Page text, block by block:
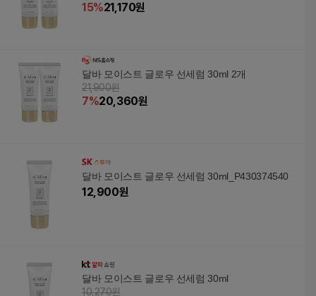
15%21,170원
달바 모이스트 글로우 선세럼 30ml 2개
21,900원
7%20,360원
달바 모이스트 글로우 선세럼 30ml_P430374540
12,900원
달바 모이스트 글로우 선세럼 30ml
10,270원